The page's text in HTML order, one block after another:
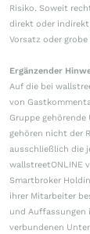
Risiko. Soweit
direkt oder indirekt
Vorsatz oder
Ergänzender
Auf die bei
von
Gruppe
gehören nicht der
ausschließlich die
wallstreetONLINE
Smartbroker
ihrer Mitarbeiter
und Auffassungen
verbundenen